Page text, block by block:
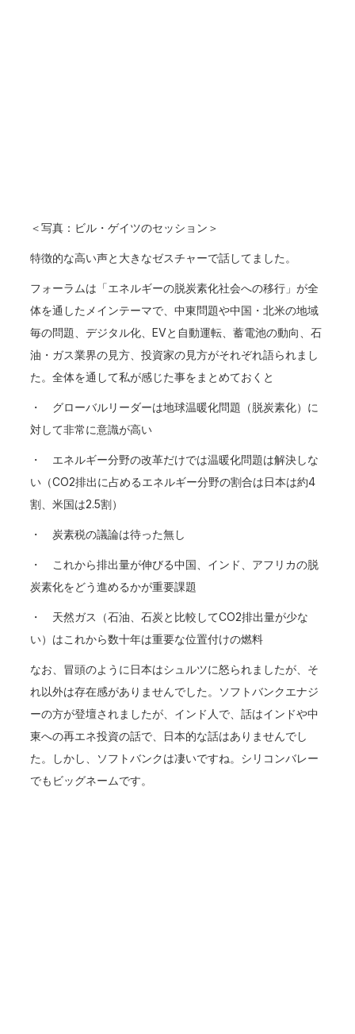
＜写真：ビル・ゲイツのセッション＞
特徴的な高い声と大きなゼスチャーで話してました。
フォーラムは「エネルギーの脱炭素化社会への移行」が全
体を通したメインテーマで、中東問題や中国・北米の地域
毎の問題、デジタル化、EVと自動運転、蓄電池の動向、石
油・ガス業界の見方、投資家の見方がそれぞれ語られまし
た。全体を通して私が感じた事をまとめておくと
・ グローバルリーダーは地球温暖化問題（脱炭素化）に
対して非常に意識が高い
・ エネルギー分野の改革だけでは温暖化問題は解決しな
い（CO2排出に占めるエネルギー分野の割合は日本は約4
割、米国は2.5割）
・ 炭素税の議論は待った無し
・ これから排出量が伸びる中国、インド、アフリカの脱
炭素化をどう進めるかが重要課題
・ 天然ガス（石油、石炭と比較してCO2排出量が少な
い）はこれから数十年は重要な位置付けの燃料
なお、冒頭のように日本はシュルツに怒られましたが、そ
れ以外は存在感がありませんでした。ソフトバンクエナジ
ーの方が登壇されましたが、インド人で、話はインドや中
東への再エネ投資の話で、日本的な話はありませんでし
た。しかし、ソフトバンクは凄いですね。シリコンバレー
でもビッグネームです。